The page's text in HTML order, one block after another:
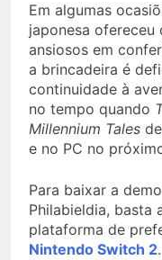
Em algumas
japonesa
ansiosos em
a brincadeira é
continuidade à
no tempo quando
Millennium Tales
e no PC no
Para baixar a
Philabieldia, basta
plataforma de
Nintendo Switch 2